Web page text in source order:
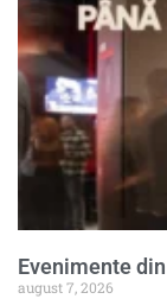
Evenimente
august 7, 2026